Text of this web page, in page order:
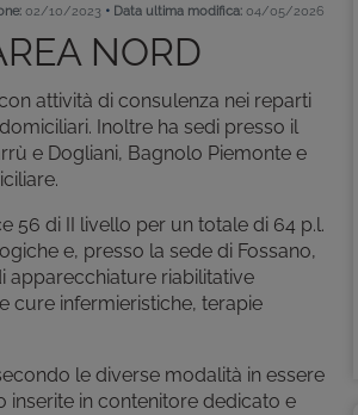
02/10/2023 • Data ultima modifica: 04/05/2026
NORD
attività di consulenza nei reparti
Inoltre ha sedi presso il
e Dogliani, Bagnolo Piemonte e
56 di II livello per un totale di 64 p.l.
e, presso la sede di Fossano,
apparecchiature riabilitative
cure infermieristiche, terapie
le diverse modalità in essere
inserite in contenitore dedicato e